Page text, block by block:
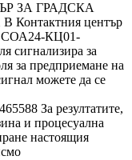
ЗА ГРАДСКА
Контактния център
СОА24-КЦ01-
сигнализира за
за предприемане на
можете да се
За резултатите,
и процесуална
настоящия